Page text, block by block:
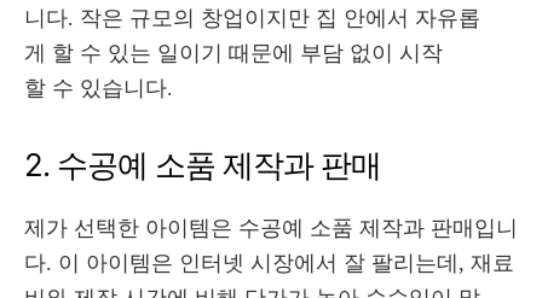
니다. 작은 규모의 창업이지만 집 안에서 자유롭
게 할 수 있는 일이기 때문에 부담 없이 시작
할 수 있습니다.
2. 수공예 소품 제작과 판매
제가 선택한 아이템은 수공예 소품 제작과 판매입니
다. 이 아이템은 인터넷 시장에서 잘 팔리는데, 재료